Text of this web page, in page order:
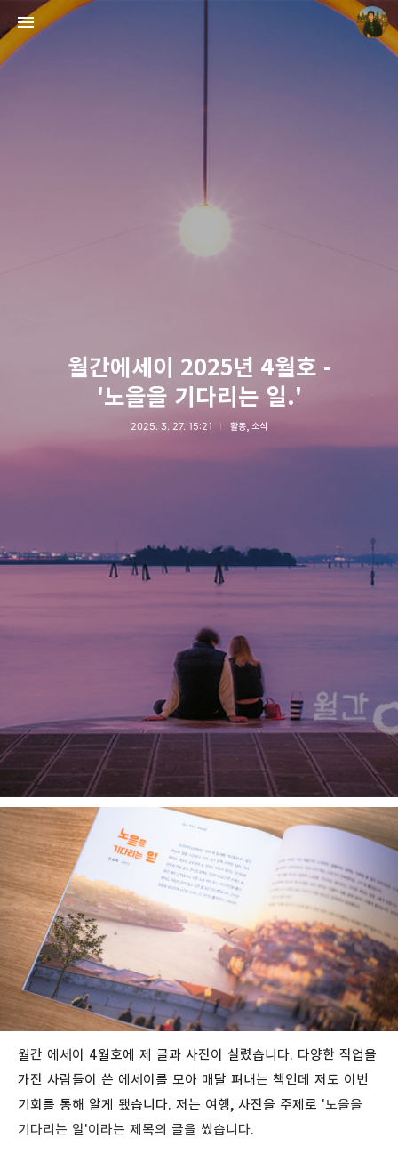
월간에세이 2025년 4월호 -
'노을을 기다리는 일.'
2025. 3. 27. 15:21 활동, 소식
월간 에세이 4월호에 제 글과 사진이 실렸습니다. 다양한 직업을
가진 사람들이 쓴 에세이를 모아 매달 펴내는 책인데 저도 이번
기회를 통해 알게 됐습니다. 저는 여행, 사진을 주제로 '노을을
기다리는 일'이라는 제목의 글을 썼습니다.
빛으로 쓴 편지
mistyfriday